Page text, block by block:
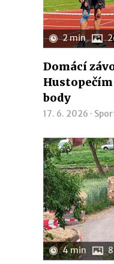
2 min
Domácí
body
17. 6. 2026 ·
4 min 8